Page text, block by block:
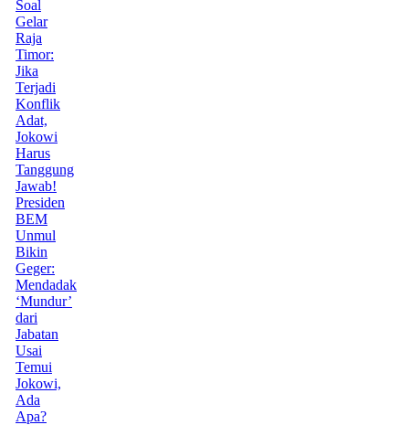
Soal
Gelar
Raja
Timor:
Jika
Terjadi
Konflik
Adat,
Jokowi
Harus
Tanggung
Jawab!
Presiden
BEM
Unmul
Bikin
Geger:
Mendadak
‘Mundur’
dari
Jabatan
Usai
Temui
Jokowi,
Ada
Apa?